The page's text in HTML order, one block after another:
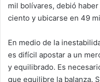
mil bolívares, debió
ciento y ubicarse en 49
En medio de la
es difícil apostar a un
y equilibrado. Es
que equilibre la balanza.